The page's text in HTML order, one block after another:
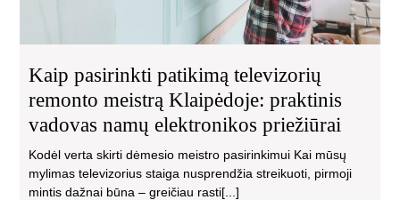
Kaip pasirinkti patikimą televizorių
remonto meistrą Klaipėdoje: praktinis
vadovas namų elektronikos priežiūrai
Kodėl verta skirti dėmesio meistro pasirinkimui Kai mūsų
mylimas televizorius staiga nusprendžia streikuoti, pirmoji
mintis dažnai būna – greičiau rasti[...]